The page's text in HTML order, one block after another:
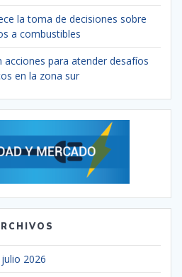
la toma de decisiones sobre
a combustibles
para atender desafíos
en la zona sur
julio 2026